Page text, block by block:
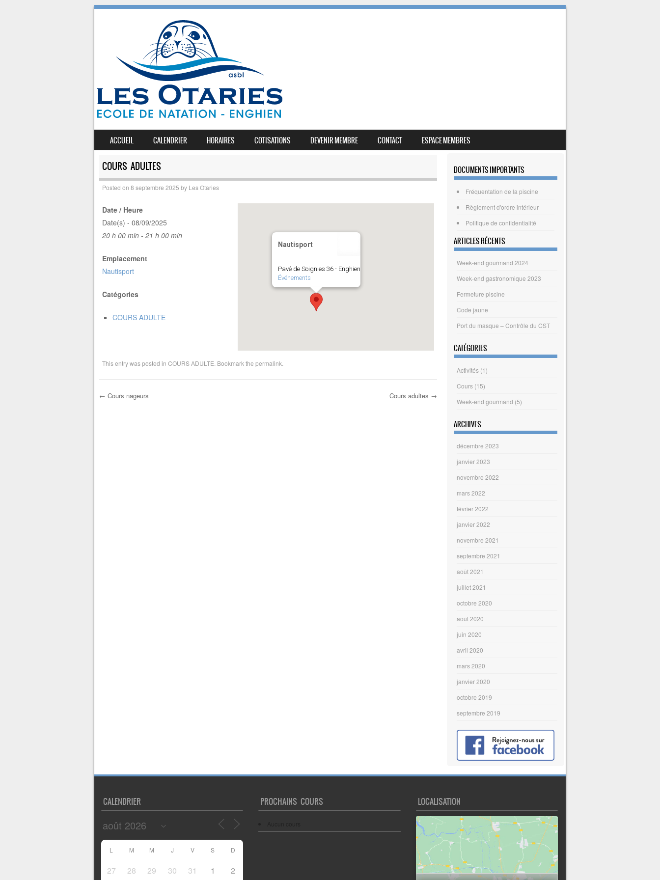
MENU
SKIP TO CONTENT
ACCUEIL CALENDRIER HORAIRES COTISATIONS DEVENIR MEMBRE CONTACT ESPACE MEMBRES
COURS ADULTES
Posted on 8 septembre 2025 by Les Otaries
Nautisport
Pavé de Soignies 36 - Enghien
Événements
Date / Heure
Date(s) - 08/09/2025
20 h 00 min - 21 h 00 min
Emplacement
Nautisport
Catégories
COURS ADULTE
This entry was posted in COURS ADULTE . Bookmark the permalink
← Cours nageurs Cours adultes →
DOCUMENTS IMPORTANTS
Fréquentation de la piscine
Règlement d'ordre intérieur
Politique de confidentialité
ARTICLES RÉCENTS
Week-end gourmand 2024
Week-end gastronomique 2023
Fermeture piscine
Code jaune
Port du masque – Contrôle du CST
CATÉGORIES
Activités (1)
Cours (15)
Week-end gourmand (5)
ARCHIVES
décembre 2023
janvier 2023
novembre 2022
mars 2022
février 2022
janvier 2022
novembre 2021
septembre 2021
août 2021
juillet 2021
octobre 2020
août 2020
juin 2020
avril 2020
mars 2020
janvier 2020
octobre 2019
septembre 2019
CALENDRIER
L M M J V S D
27 28 29 30 31 1 2
PROCHAINS COURS LOCALISATION